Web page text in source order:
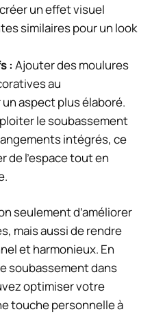
un effet visuel
similaires pour un look
: Ajouter des moulures
au
aspect plus élaboré.
le soubassement
intégrés, ce
de l’espace tout en
seulement d’améliorer
mais aussi de rendre
et harmonieux. En
soubassement dans
optimiser votre
touche personnelle à